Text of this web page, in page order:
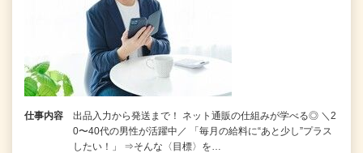
仕事内容
出品入力から発送まで！ ネット通販の仕組みが学べる◎ ＼2
0〜40代の男性が活躍中／ 「毎月の給料に“あと少し”プラス
したい！」 ⇒そんな〈目標〉を…